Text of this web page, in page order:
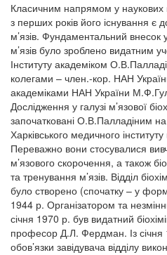
Класичним напрямом у наукових
з перших років його існування є
м’язів. Фундаментальний внесок
м’язів було зроблено видатним
Інституту академіком
колегами – член.-кор. НАН
академіками НАН України
Дослідження у галузі м’язової
започатковані О.В.Палладіним на
Харківського медичного
Переважно вони стосувалися
м’язового скорочення, а також
та тренування м’язів. Відділ
було створено (спочатку – у
1944 р. Організатором та
січня 1970 р. був видатний
професор Д.Л. Фердман. Із
обов’язки завідувача відділу